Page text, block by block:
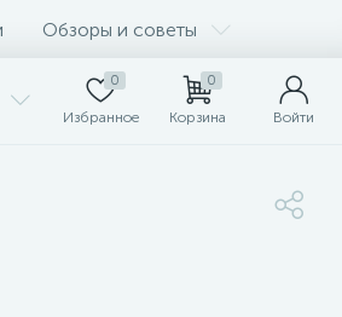
Обзоры и советы
0
Избранное
0
Корзина Войти